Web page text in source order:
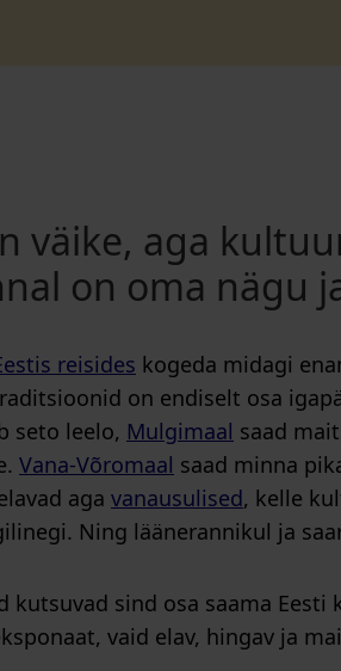
väike, aga
on oma nägu
reisides kogeda midagi
on endiselt osa
seto leelo, Mulgimaal saad
Vana-Võromaal saad minna
aga vanausulised, kelle
Ning läänerannikul ja
kutsuvad sind osa saama
vaid elav, hingav ja